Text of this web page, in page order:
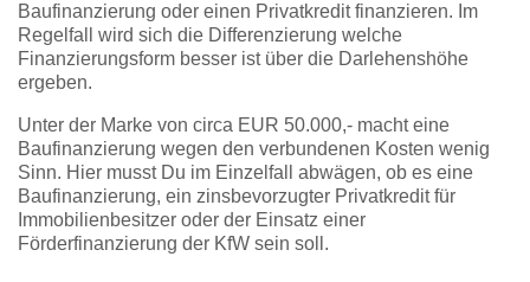
Baufinanzierung oder einen Privatkredit finanzieren. Im
Regelfall wird sich die Differenzierung welche
Finanzierungsform besser ist über die Darlehenshöhe
ergeben.
Unter der Marke von circa EUR 50.000,- macht eine
Baufinanzierung wegen den verbundenen Kosten wenig
Sinn. Hier musst Du im Einzelfall abwägen, ob es eine
Baufinanzierung, ein zinsbevorzugter Privatkredit für
Immobilienbesitzer oder der Einsatz einer
Förderfinanzierung der KfW sein soll.